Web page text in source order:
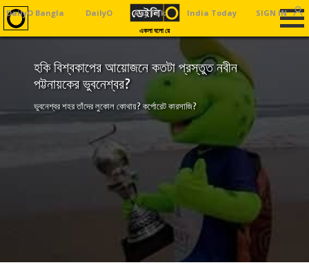
DailyO Bangla DailyO Aaj Tak India Today Business
SIGN IN
একলা বলো রে
হকি বিশ্বকাপের আয়োজনে কতটা প্রস্তুত নবীন
পট্টনায়কের ভুবনেশ্বর?
ভুবনেশ্বর শহর তাঁদের লুকোল কোথায়? কর্পোরেট কারসাজি?